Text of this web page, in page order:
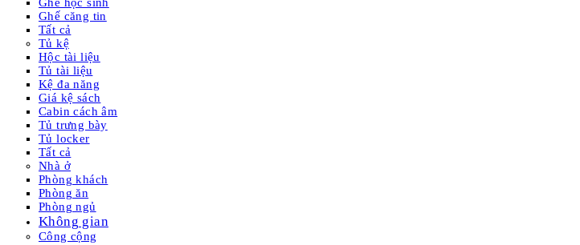
Ghế căng tin
Tất cả
Tủ kệ
Hộc tài liệu
Tủ tài liệu
Kệ đa năng
Giá kệ sách
Cabin cách âm
Tủ trưng bày
Tủ locker
Tất cả
Nhà ở
Phòng khách
Phòng ăn
Phòng ngủ
Không gian
Công cộng